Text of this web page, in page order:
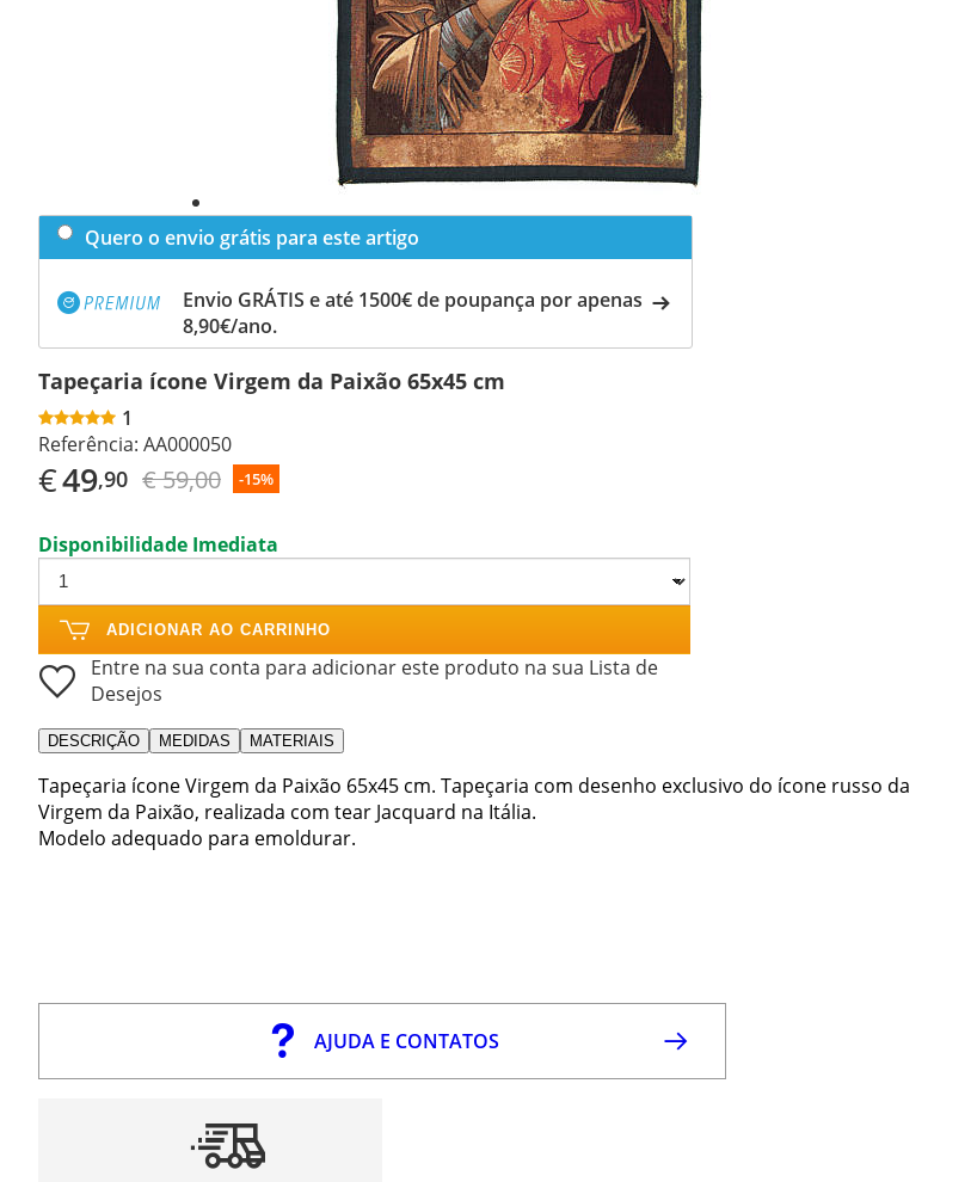
Quero o envio grátis para este artigo
Envio GRÁTIS e até 1500€ de poupança por apenas
8,90€/ano.
Tapeçaria ícone Virgem da Paixão 65x45 cm
1
Referência: AA000050
€49,90 € 59,00 -15%
Disponibilidade Imediata
ADICIONAR AO CARRINHO
Entre na sua conta para adicionar este produto na sua Lista de
Desejos
DESCRIÇÃO MEDIDAS MATERIAIS
Tapeçaria ícone Virgem da Paixão 65x45 cm. Tapeçaria com desenho exclusivo do ícone russo da
Virgem da Paixão, realizada com tear Jacquard na Itália.
Modelo adequado para emoldurar.
AJUDA E CONTATOS